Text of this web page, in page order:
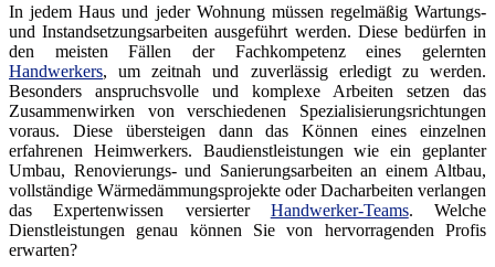
In jedem Haus und jeder Wohnung müssen regelmäßig Wartungs-
und Instandsetzungsarbeiten ausgeführt werden. Diese bedürfen in
den meisten Fällen der Fachkompetenz eines gelernten
Handwerkers, um zeitnah und zuverlässig erledigt zu werden.
Besonders anspruchsvolle und komplexe Arbeiten setzen das
Zusammenwirken von verschiedenen Spezialisierungsrichtungen
voraus. Diese übersteigen dann das Können eines einzelnen
erfahrenen Heimwerkers. Baudienstleistungen wie ein geplanter
Umbau, Renovierungs- und Sanierungsarbeiten an einem Altbau,
vollständige Wärmedämmungsprojekte oder Dacharbeiten verlangen
das Expertenwissen versierter Handwerker-Teams. Welche
Dienstleistungen genau können Sie von hervorragenden Profis
erwarten?